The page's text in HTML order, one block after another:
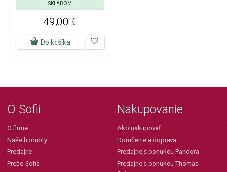
SKLADOM
49,00 €
Do košíka
O Sofii
O firme
Naše hodnoty
Predajne
Prečo Sofia
Nakupovanie
Ako nakupovať
Doručenie a doprava
Predajne s ponukou Pandora
Predajne s ponukou Thomas